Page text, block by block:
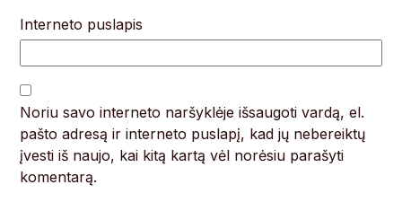
Interneto puslapis
Noriu savo interneto naršyklėje išsaugoti vardą, el.
pašto adresą ir interneto puslapį, kad jų nebereiktų
įvesti iš naujo, kai kitą kartą vėl norėsiu parašyti
komentarą.